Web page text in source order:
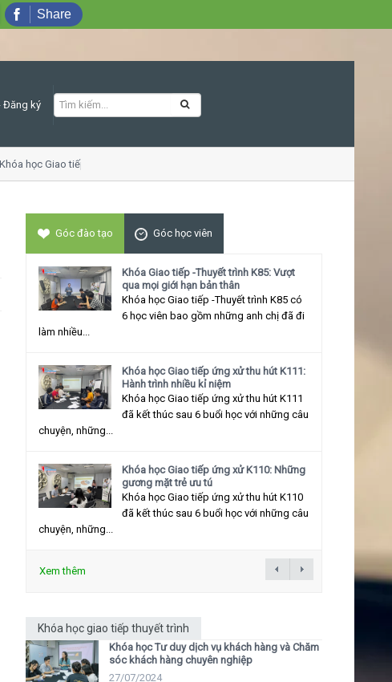
Đăng ký
học Giao tiếp ứng xử thu hút
Góc đào tạo Góc học viên
Khóa Giao tiếp -Thuyết trình K85: Vượt
qua mọi giới hạn bản thân
Khóa học Giao tiếp -Thuyết trình K85 có
6 học viên bao gồm những anh chị đã đi
làm nhiều...
Khóa học Giao tiếp ứng xử thu hút K111:
Hành trình nhiều kỉ niệm
Khóa học Giao tiếp ứng xử thu hút K111
đã kết thúc sau 6 buổi học với những câu
chuyện, những...
Khóa học Giao tiếp ứng xử K110: Những
gương mặt trẻ ưu tú
Khóa học Giao tiếp ứng xử thu hút K110
đã kết thúc sau 6 buổi học với những câu
chuyện, những...
Xem thêm
Khóa học giao tiếp thuyết trình
Khóa học Tư duy dịch vụ khách hàng và Chăm
sóc khách hàng chuyên nghiệp
27/07/2024
Share